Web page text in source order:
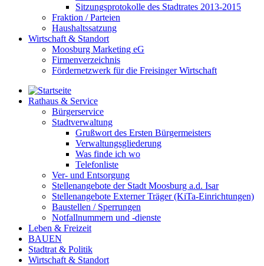
Sitzungsprotokolle des Stadtrates 2013-2015
Fraktion / Parteien
Haushaltssatzung
Wirtschaft & Standort
Moosburg Marketing eG
Firmenverzeichnis
Fördernetzwerk für die Freisinger Wirtschaft
Rathaus & Service
Bürgerservice
Stadtverwaltung
Grußwort des Ersten Bürgermeisters
Verwaltungsgliederung
Was finde ich wo
Telefonliste
Ver- und Entsorgung
Stellenangebote der Stadt Moosburg a.d. Isar
Stellenangebote Externer Träger (KiTa-Einrichtungen)
Baustellen / Sperrungen
Notfallnummern und -dienste
Leben & Freizeit
BAUEN
Stadtrat & Politik
Wirtschaft & Standort